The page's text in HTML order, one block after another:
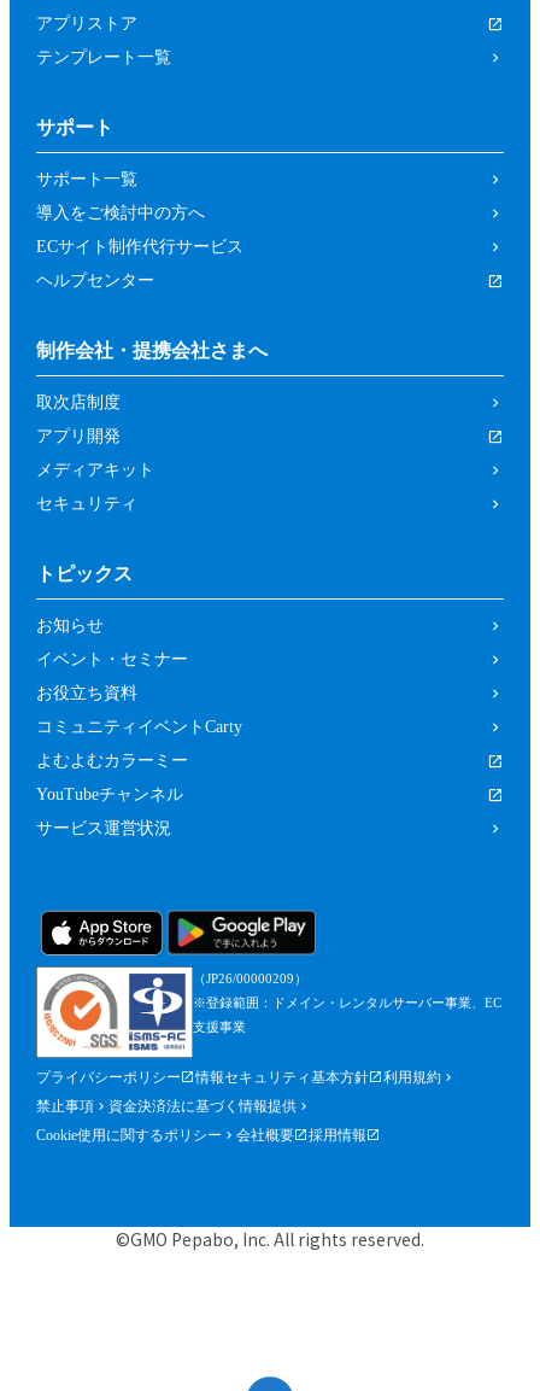
アプリストア
テンプレート一覧
サポート
サポート一覧
導入をご検討中の方へ
ECサイト制作代行サービス
ヘルプセンター
制作会社・提携会社さまへ
取次店制度
アプリ開発
メディアキット
セキュリティ
トピックス
お知らせ
イベント・セミナー
お役立ち資料
コミュニティイベントCarty
よむよむカラーミー
YouTubeチャンネル
サービス運営状況
（JP26/00000209）
※登録範囲：ドメイン・レンタルサーバー事業、EC
支援事業
プライバシーポリシー 情報セキュリティ基本方針
利用規約
禁止事項
資金決済法に基づく情報提供
Cookie使用に関するポリシー
会社概要 採用情報
©GMO Pepabo, Inc. All rights reserved.